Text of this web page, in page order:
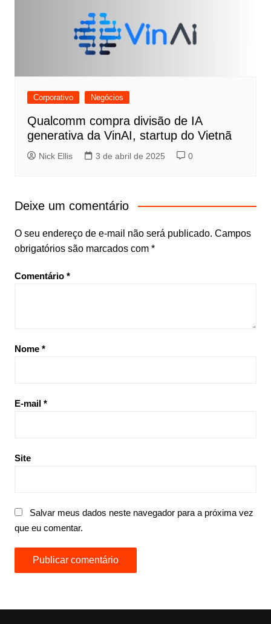
Corporativo Negócios
Qualcomm compra divisão de IA
generativa da VinAI, startup do Vietnã
Nick Ellis 3 de abril de 2025 0
Deixe um comentário
O seu endereço de e-mail não será publicado. Campos
obrigatórios são marcados com *
Comentário *
Nome *
E-mail *
Site
Salvar meus dados neste navegador para a próxima vez
que eu comentar.